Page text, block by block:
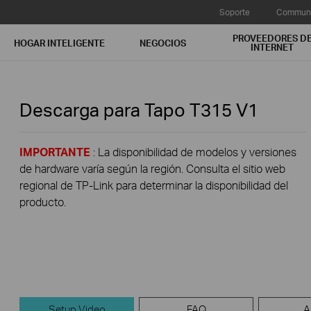
Soporte
HOGAR INTELIGENTE NEGOCIOS PROVEEDORES
INTERNET
Descarga para Tapo T315 V1
IMPORTANTE : La disponibilidad de modelos y versiones
de hardware varía según la región. Consulta el sitio web
regional de TP-Link para determinar la disponibilidad del
producto.